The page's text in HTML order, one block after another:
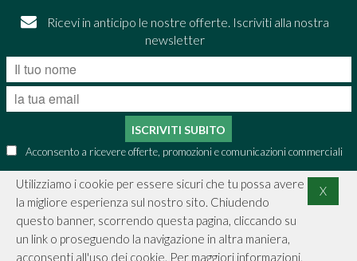
Ricevi in anticipo le nostre offerte. Iscriviti alla nostra
newsletter
ISCRIVITI SUBITO
Acconsento a ricevere offerte, promozioni e comunicazioni commerciali
CONTATTI
INFORMAZIONI
Utilizziamo i cookie per essere sicuri che tu possa avere
la migliore esperienza sul nostro sito. Chiudendo
questo banner, scorrendo questa pagina, cliccando su
un link o proseguendo la navigazione in altra maniera,
acconsenti all'uso dei cookie. Per maggiori informazioni,
X